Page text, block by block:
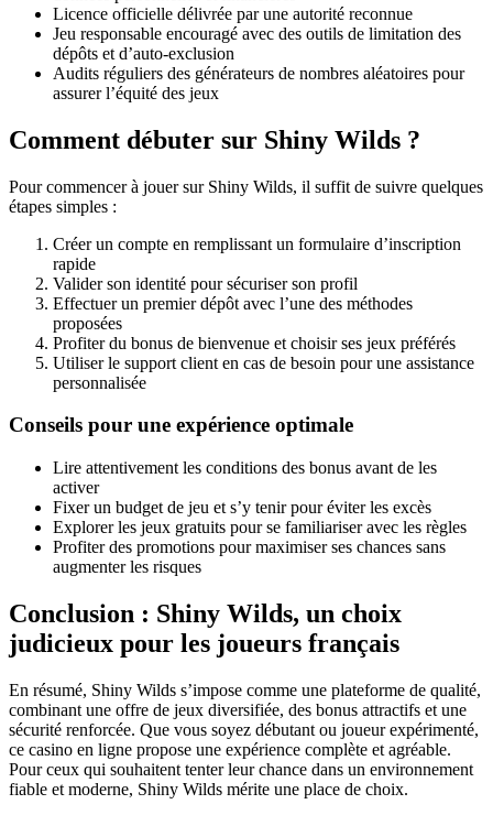
Licence officielle délivrée par une autorité reconnue
Jeu responsable encouragé avec des outils de limitation des
dépôts et d’auto-exclusion
Audits réguliers des générateurs de nombres aléatoires pour
assurer l’équité des jeux
Comment débuter sur Shiny Wilds ?
Pour commencer à jouer sur Shiny Wilds, il suffit de suivre quelques
étapes simples :
Créer un compte en remplissant un formulaire d’inscription
rapide
Valider son identité pour sécuriser son profil
Effectuer un premier dépôt avec l’une des méthodes
proposées
Profiter du bonus de bienvenue et choisir ses jeux préférés
Utiliser le support client en cas de besoin pour une assistance
personnalisée
Conseils pour une expérience optimale
Lire attentivement les conditions des bonus avant de les
activer
Fixer un budget de jeu et s’y tenir pour éviter les excès
Explorer les jeux gratuits pour se familiariser avec les règles
Profiter des promotions pour maximiser ses chances sans
augmenter les risques
Conclusion : Shiny Wilds, un choix
judicieux pour les joueurs français
En résumé, Shiny Wilds s’impose comme une plateforme de qualité,
combinant une offre de jeux diversifiée, des bonus attractifs et une
sécurité renforcée. Que vous soyez débutant ou joueur expérimenté,
ce casino en ligne propose une expérience complète et agréable.
Pour ceux qui souhaitent tenter leur chance dans un environnement
fiable et moderne, Shiny Wilds mérite une place de choix.